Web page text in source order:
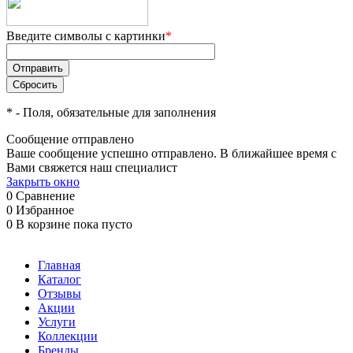
Введите символы с картинки*
* - Поля, обязательные для заполнения
Сообщение отправлено
Ваше сообщение успешно отправлено. В ближайшее время с
Вами свяжется наш специалист
Закрыть окно
0 Сравнение
0 Избранное
0 В корзине пока пусто
Главная
Каталог
Отзывы
Акции
Услуги
Коллекции
Бренды